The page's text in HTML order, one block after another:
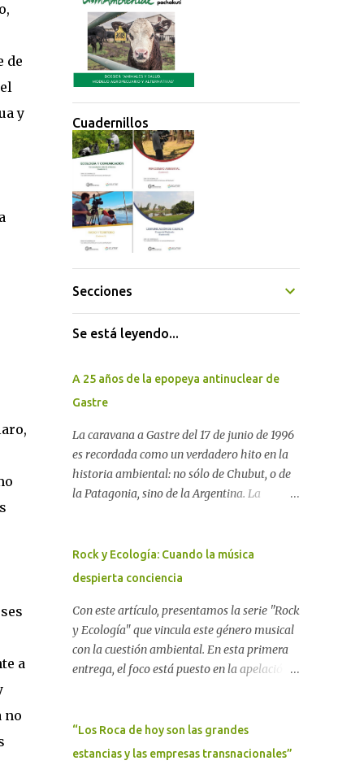
de
y
a
no
Cuadernillos
Secciones
Se está leyendo...
A 25 años de la epopeya antinuclear de
Gastre
La caravana a Gastre del 17 de junio de 1996
es recordada como un verdadero hito en la
historia ambiental: no sólo de Chubut, o de
la Patagonia, sino de la Argentina. La
para construir un basurero de residuos
nucleares en Gastre (centro-norte de
avanzó un proyecto legislativo nacional al
respecto. En este artículo, la investigadora
Ayelen Dichdji reconstruye la historia del
Movimiento Antinuclear de Chubut (MACH)
territorial frente a las imposiciones de la
tecnocracia nuclear globalizada. Dossier N°
Rock y Ecología: Cuando la música
despierta conciencia
Con este artículo, presentamos la serie "Rock
y Ecología" que vincula este género musical
con la cuestión ambiental. En esta primera
entrega, el foco está puesto en la apelación
Desde el legendario El Oso hasta las
recientes apariciones de la Pachama Mama
“Los Roca de hoy son las grandes
estancias y las empresas transnacionales”